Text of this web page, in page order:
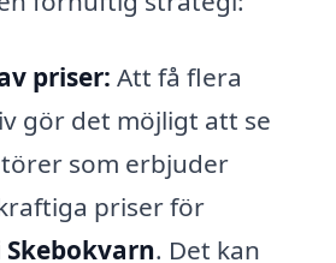
priser: Att få flera
gör det möjligt att se
som erbjuder
priser för
. Det kan